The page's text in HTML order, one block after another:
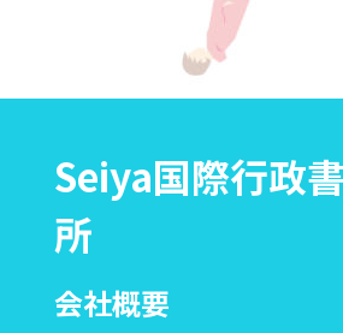
Seiya国際行政
所
会社概要